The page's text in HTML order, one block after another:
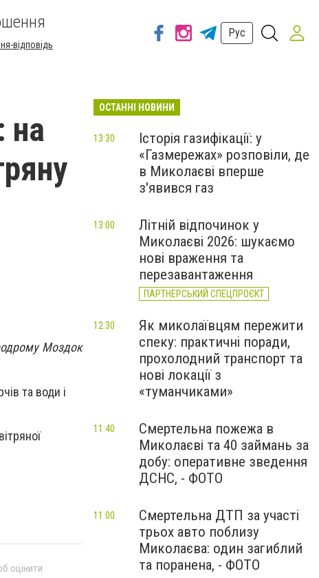
відповідь
Рус
на
Моздок
та води і
оцінити
ОСТАННІ НОВИНИ
Історія газифікації: у
«Газмережах» розповіли, де
в Миколаєві вперше
з'явився газ
13:30
Літній відпочинок у
Миколаєві 2026: шукаємо
нові враження та
перезавантаження
ПАРТНЕРСЬКИЙ СПЕЦПРОЄКТ
13:00
Як миколаївцям пережити
спеку: практичні поради,
прохолодний транспорт та
нові локації з
«туманчиками»
12:30
Смертельна пожежа в
Миколаєві та 40 займань за
добу: оперативне зведення
ДСНС, - ФОТО
11:40
Смертельна ДТП за участі
трьох авто поблизу
Миколаєва: один загиблий
та поранена, - ФОТО
11:00